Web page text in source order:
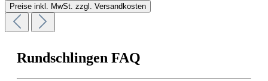
Preise inkl. MwSt. zzgl. Versandkosten
Rundschlingen FAQ